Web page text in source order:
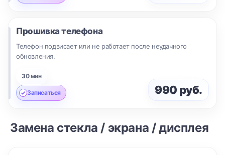
Прошивка телефона
Телефон подвисает или не работает после неудачного
обновления.
30 мин
Записаться 990 руб.
Замена стекла / экрана / дисплея